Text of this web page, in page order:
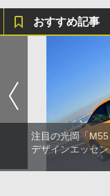
おすすめ記事
注目の光岡「
デザインエッセ